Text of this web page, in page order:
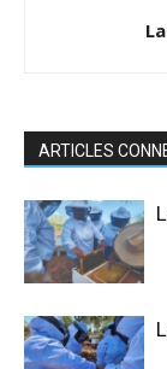
ARTICLES